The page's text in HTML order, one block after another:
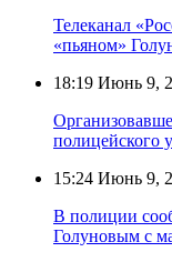
Телеканал
«пьяном»
18:19 Июнь 9,
полицейского
15:24 Июнь 9,
В полиции
Голуновым с